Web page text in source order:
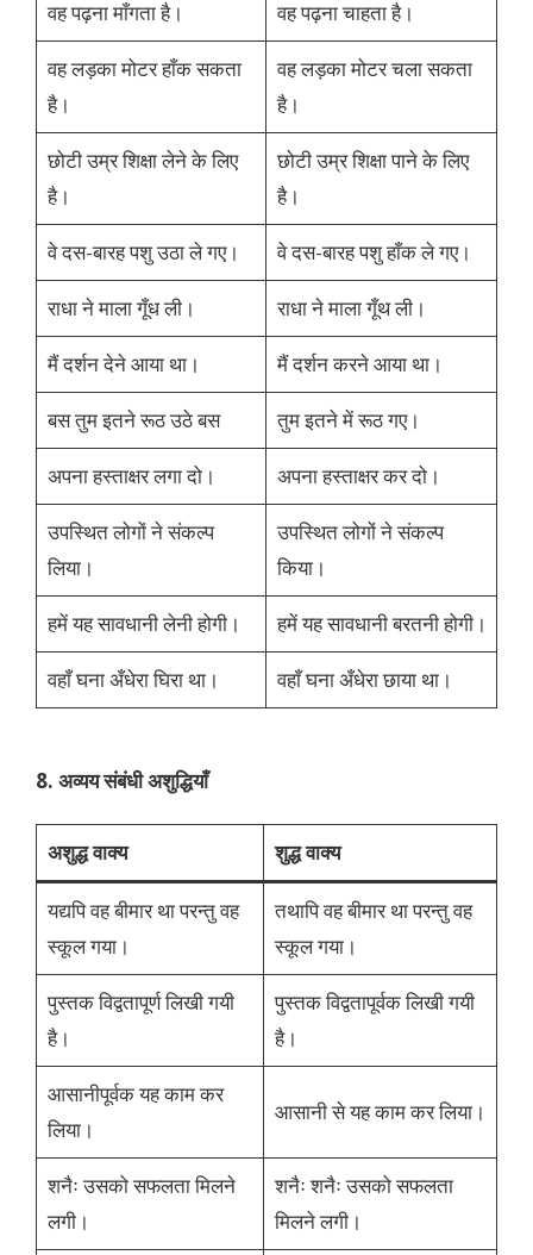
वह पढ़ना माँगता है। वह पढ़ना चाहता है।
वह लड़का मोटर हाँक सकता
है।
वह लड़का मोटर चला सकता
है।
छोटी उम्र शिक्षा लेने के लिए
है।
छोटी उम्र शिक्षा पाने के लिए
है।
वे दस-बारह पशु उठा ले गए। वे दस-बारह पशु हाँक ले गए।
राधा ने माला गूँध ली। राधा ने माला गूँथ ली।
मैं दर्शन देने आया था। मैं दर्शन करने आया था।
बस तुम इतने रूठ उठे बस तुम इतने में रूठ गए।
अपना हस्ताक्षर लगा दो। अपना हस्ताक्षर कर दो।
उपस्थित लोगों ने संकल्प
लिया।
उपस्थित लोगों ने संकल्प
किया।
हमें यह सावधानी लेनी होगी। हमें यह सावधानी बरतनी होगी।
वहाँ घना अँधेरा घिरा था। वहाँ घना अँधेरा छाया था।
8. अव्यय संबंधी अशुद्धियाँ
अशुद्ध वाक्य शुद्ध वाक्य
यद्यपि वह बीमार था परन्तु वह
स्कूल गया।
तथापि वह बीमार था परन्तु वह
स्कूल गया।
पुस्तक विद्वतापूर्ण लिखी गयी
है।
पुस्तक विद्वतापूर्वक लिखी गयी
है।
आसानीपूर्वक यह काम कर
लिया।
आसानी से यह काम कर लिया।
शनैः उसको सफलता मिलने
लगी।
शनैः शनैः उसको सफलता
मिलने लगी।